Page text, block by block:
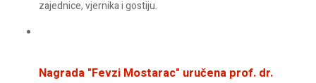
zajednice, vjernika i gostiju.
Nagrada "Fevzi Mostarac" uručena prof. dr.